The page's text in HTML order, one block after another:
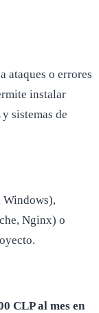
ataques o errores
instalar
sistemas de
Windows),
Nginx) o
CLP al mes en